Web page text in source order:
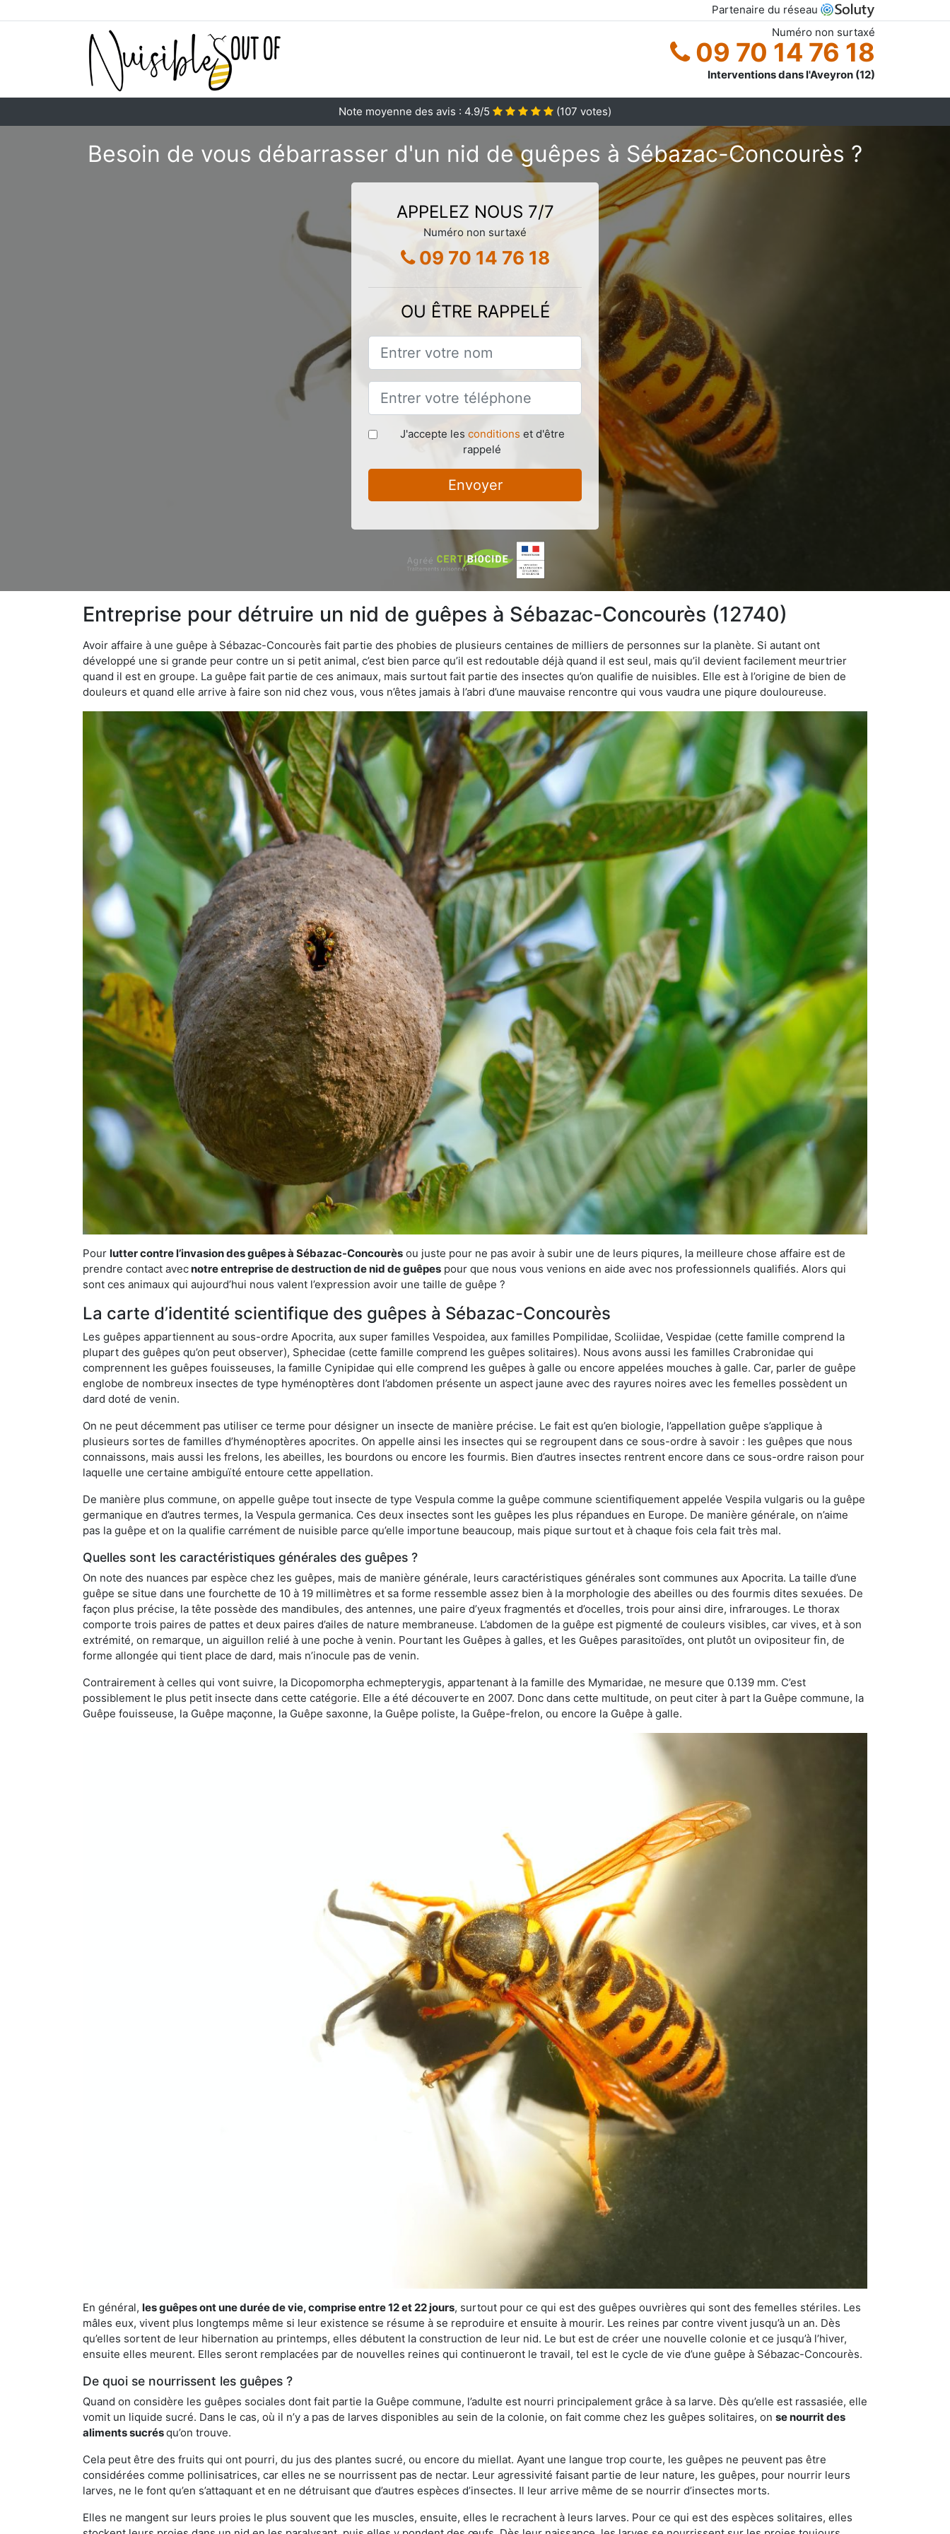
Partenaire du réseau
Numéro non surtaxé
09 70 14 76 18
Interventions dans l'Aveyron (12)
Note moyenne des avis : 4.9/5 (107 votes)
Besoin de vous débarrasser d'un nid de guêpes à Sébazac-Concourès ?
APPELEZ NOUS 7/7
Numéro non surtaxé
09 70 14 76 18
OU ÊTRE RAPPELÉ
J'accepte les conditions et d'être
rappelé
Envoyer
Entreprise pour détruire un nid de guêpes à Sébazac-Concourès (12740)
Avoir affaire à une guêpe à Sébazac-Concourès fait partie des phobies de plusieurs centaines de milliers de personnes sur la planète. Si autant ont
développé une si grande peur contre un si petit animal, c’est bien parce qu’il est redoutable déjà quand il est seul, mais qu’il devient facilement meurtrier
quand il est en groupe. La guêpe fait partie de ces animaux, mais surtout fait partie des insectes qu’on qualifie de nuisibles. Elle est à l’origine de bien de
douleurs et quand elle arrive à faire son nid chez vous, vous n’êtes jamais à l’abri d’une mauvaise rencontre qui vous vaudra une piqure douloureuse.
Pour lutter contre l’invasion des guêpes à Sébazac-Concourès ou juste pour ne pas avoir à subir une de leurs piqures, la meilleure chose affaire est de
prendre contact avecnotre entreprise de destruction de nid de guêpes pour que nous vous venions en aide avec nos professionnels qualifiés. Alors qui
sont ces animaux qui aujourd’hui nous valent l’expression avoir une taille de guêpe ?
La carte d’identité scientifique des guêpes à Sébazac-Concourès
Les guêpes appartiennent au sous-ordre Apocrita, aux super familles Vespoidea, aux familles Pompilidae, Scoliidae, Vespidae (cette famille comprend la
plupart des guêpes qu’on peut observer), Sphecidae (cette famille comprend les guêpes solitaires). Nous avons aussi les familles Crabronidae qui
comprennent les guêpes fouisseuses, la famille Cynipidae qui elle comprend les guêpes à galle ou encore appelées mouches à galle. Car, parler de guêpe
englobe de nombreux insectes de type hyménoptères dont l’abdomen présente un aspect jaune avec des rayures noires avec les femelles possèdent un
dard doté de venin.
On ne peut décemment pas utiliser ce terme pour désigner un insecte de manière précise. Le fait est qu’en biologie, l’appellation guêpe s’applique à
plusieurs sortes de familles d’hyménoptères apocrites. On appelle ainsi les insectes qui se regroupent dans ce sous-ordre à savoir : les guêpes que nous
connaissons, mais aussi les frelons, les abeilles, les bourdons ou encore les fourmis. Bien d’autres insectes rentrent encore dans ce sous-ordre raison pour
laquelle une certaine ambiguïté entoure cette appellation.
De manière plus commune, on appelle guêpe tout insecte de type Vespula comme la guêpe commune scientifiquement appelée Vespila vulgaris ou la guêpe
germanique en d’autres termes, la Vespula germanica. Ces deux insectes sont les guêpes les plus répandues en Europe. De manière générale, on n’aime
pas la guêpe et on la qualifie carrément de nuisible parce qu’elle importune beaucoup, mais pique surtout et à chaque fois cela fait très mal.
Quelles sont les caractéristiques générales des guêpes ?
On note des nuances par espèce chez les guêpes, mais de manière générale, leurs caractéristiques générales sont communes aux Apocrita. La taille d’une
guêpe se situe dans une fourchette de 10 à 19 millimètres et sa forme ressemble assez bien à la morphologie des abeilles ou des fourmis dites sexuées. De
façon plus précise, la tête possède des mandibules, des antennes, une paire d’yeux fragmentés et d’ocelles, trois pour ainsi dire, infrarouges. Le thorax
comporte trois paires de pattes et deux paires d’ailes de nature membraneuse. L’abdomen de la guêpe est pigmenté de couleurs visibles, car vives, et à son
extrémité, on remarque, un aiguillon relié à une poche à venin. Pourtant les Guêpes à galles, et les Guêpes parasitoïdes, ont plutôt un ovipositeur fin, de
forme allongée qui tient place de dard, mais n’inocule pas de venin.
Contrairement à celles qui vont suivre, la Dicopomorpha echmepterygis, appartenant à la famille des Mymaridae, ne mesure que 0.139 mm. C’est
possiblement le plus petit insecte dans cette catégorie. Elle a été découverte en 2007. Donc dans cette multitude, on peut citer à part la Guêpe commune, la
Guêpe fouisseuse, la Guêpe maçonne, la Guêpe saxonne, la Guêpe poliste, la Guêpe-frelon, ou encore la Guêpe à galle.
En général, les guêpes ont une durée de vie, comprise entre 12 et 22 jours, surtout pour ce qui est des guêpes ouvrières qui sont des femelles stériles. Les
mâles eux, vivent plus longtemps même si leur existence se résume à se reproduire et ensuite à mourir. Les reines par contre vivent jusqu’à un an. Dès
qu’elles sortent de leur hibernation au printemps, elles débutent la construction de leur nid. Le but est de créer une nouvelle colonie et ce jusqu’à l’hiver,
ensuite elles meurent. Elles seront remplacées par de nouvelles reines qui continueront le travail, tel est le cycle de vie d’une guêpe à Sébazac-Concourès.
De quoi se nourrissent les guêpes ?
Quand on considère les guêpes sociales dont fait partie la Guêpe commune, l’adulte est nourri principalement grâce à sa larve. Dès qu’elle est rassasiée, elle
vomit un liquide sucré. Dans le cas, où il n’y a pas de larves disponibles au sein de la colonie, on fait comme chez les guêpes solitaires, on se nourrit des
aliments sucrésqu’on trouve.
Cela peut être des fruits qui ont pourri, du jus des plantes sucré, ou encore du miellat. Ayant une langue trop courte, les guêpes ne peuvent pas être
considérées comme pollinisatrices, car elles ne se nourrissent pas de nectar. Leur agressivité faisant partie de leur nature, les guêpes, pour nourrir leurs
larves, ne le font qu’en s’attaquant et en ne détruisant que d’autres espèces d’insectes. Il leur arrive même de se nourrir d’insectes morts.
Elles ne mangent sur leurs proies le plus souvent que les muscles, ensuite, elles le recrachent à leurs larves. Pour ce qui est des espèces solitaires, elles